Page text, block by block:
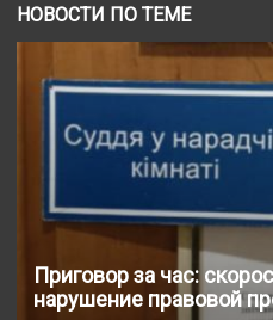
НОВОСТИ ПО ТЕМЕ
Приговор за час:
нарушение правовой